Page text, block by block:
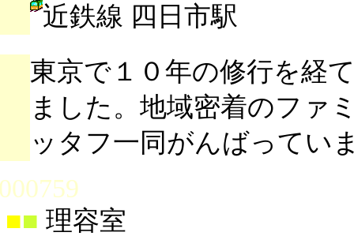
近鉄線 四日市駅
東京で１０年の修行を経
ました。地域密着のファ
ッタフ一同がんばってい
■ 理容室